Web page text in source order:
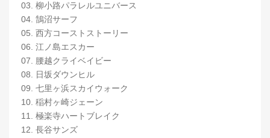
03. 柳小路パラレルユニバース
04. 鵠沼サーフ
05. 西方コーストストーリー
06. 江ノ島エスカー
07. 腰越クライベイビー
08. 日坂ダウンヒル
09. 七里ヶ浜スカイウォーク
10. 稲村ヶ崎ジェーン
11. 極楽寺ハートブレイク
12. 長谷サンズ